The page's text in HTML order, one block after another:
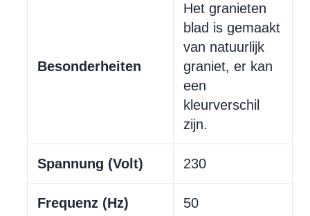
Besonderheiten
Het granieten
blad is gemaakt
van natuurlijk
graniet, er kan
een
kleurverschil
zijn.
Spannung (Volt) 230
Frequenz (Hz) 50